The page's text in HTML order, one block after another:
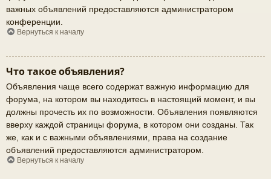
важных объявлений предоставляются администратором
конференции.
Вернуться к началу
Что такое объявления?
Объявления чаще всего содержат важную информацию для
форума, на котором вы находитесь в настоящий момент, и вы
должны прочесть их по возможности. Объявления появляются
вверху каждой страницы форума, в котором они созданы. Так
же, как и с важными объявлениями, права на создание
объявлений предоставляются администратором.
Вернуться к началу